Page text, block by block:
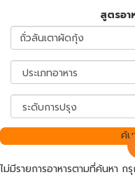
สูตรอา
ไม่มีรายการอาหารตามที่ค้นหา ก
ค้